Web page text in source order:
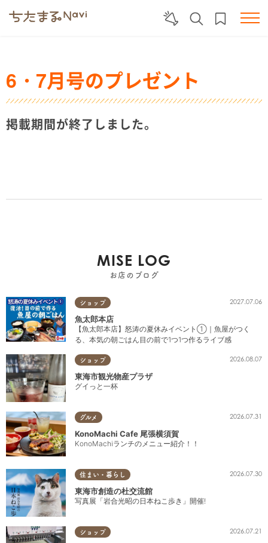
6・7月号のプレゼント
掲載期間が終了しました。
MISE LOG
お店のブログ
ショップ 2027.07.06
魚太郎本店
【魚太郎本店】怒涛の夏休みイベント①｜魚屋がつく
る、本気の朝ごはん目の前で1つ1つ作るライブ感
ショップ 2026.08.07
東海市観光物産プラザ
グイっと一杯
グルメ 2026.07.31
KonoMachi Cafe 尾張横須賀
KonoMachiランチのメニュー紹介！！
住まい・暮らし 2026.07.30
東海市創造の杜交流館
写真展「岩合光昭の日本ねこ歩き」開催!
ショップ 2026.07.21